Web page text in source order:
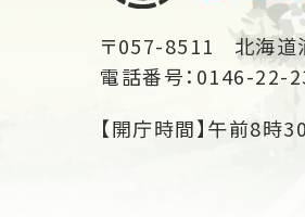
〒057-8511
北海道
電話番号：0146-22-
【開庁時間】午前8時